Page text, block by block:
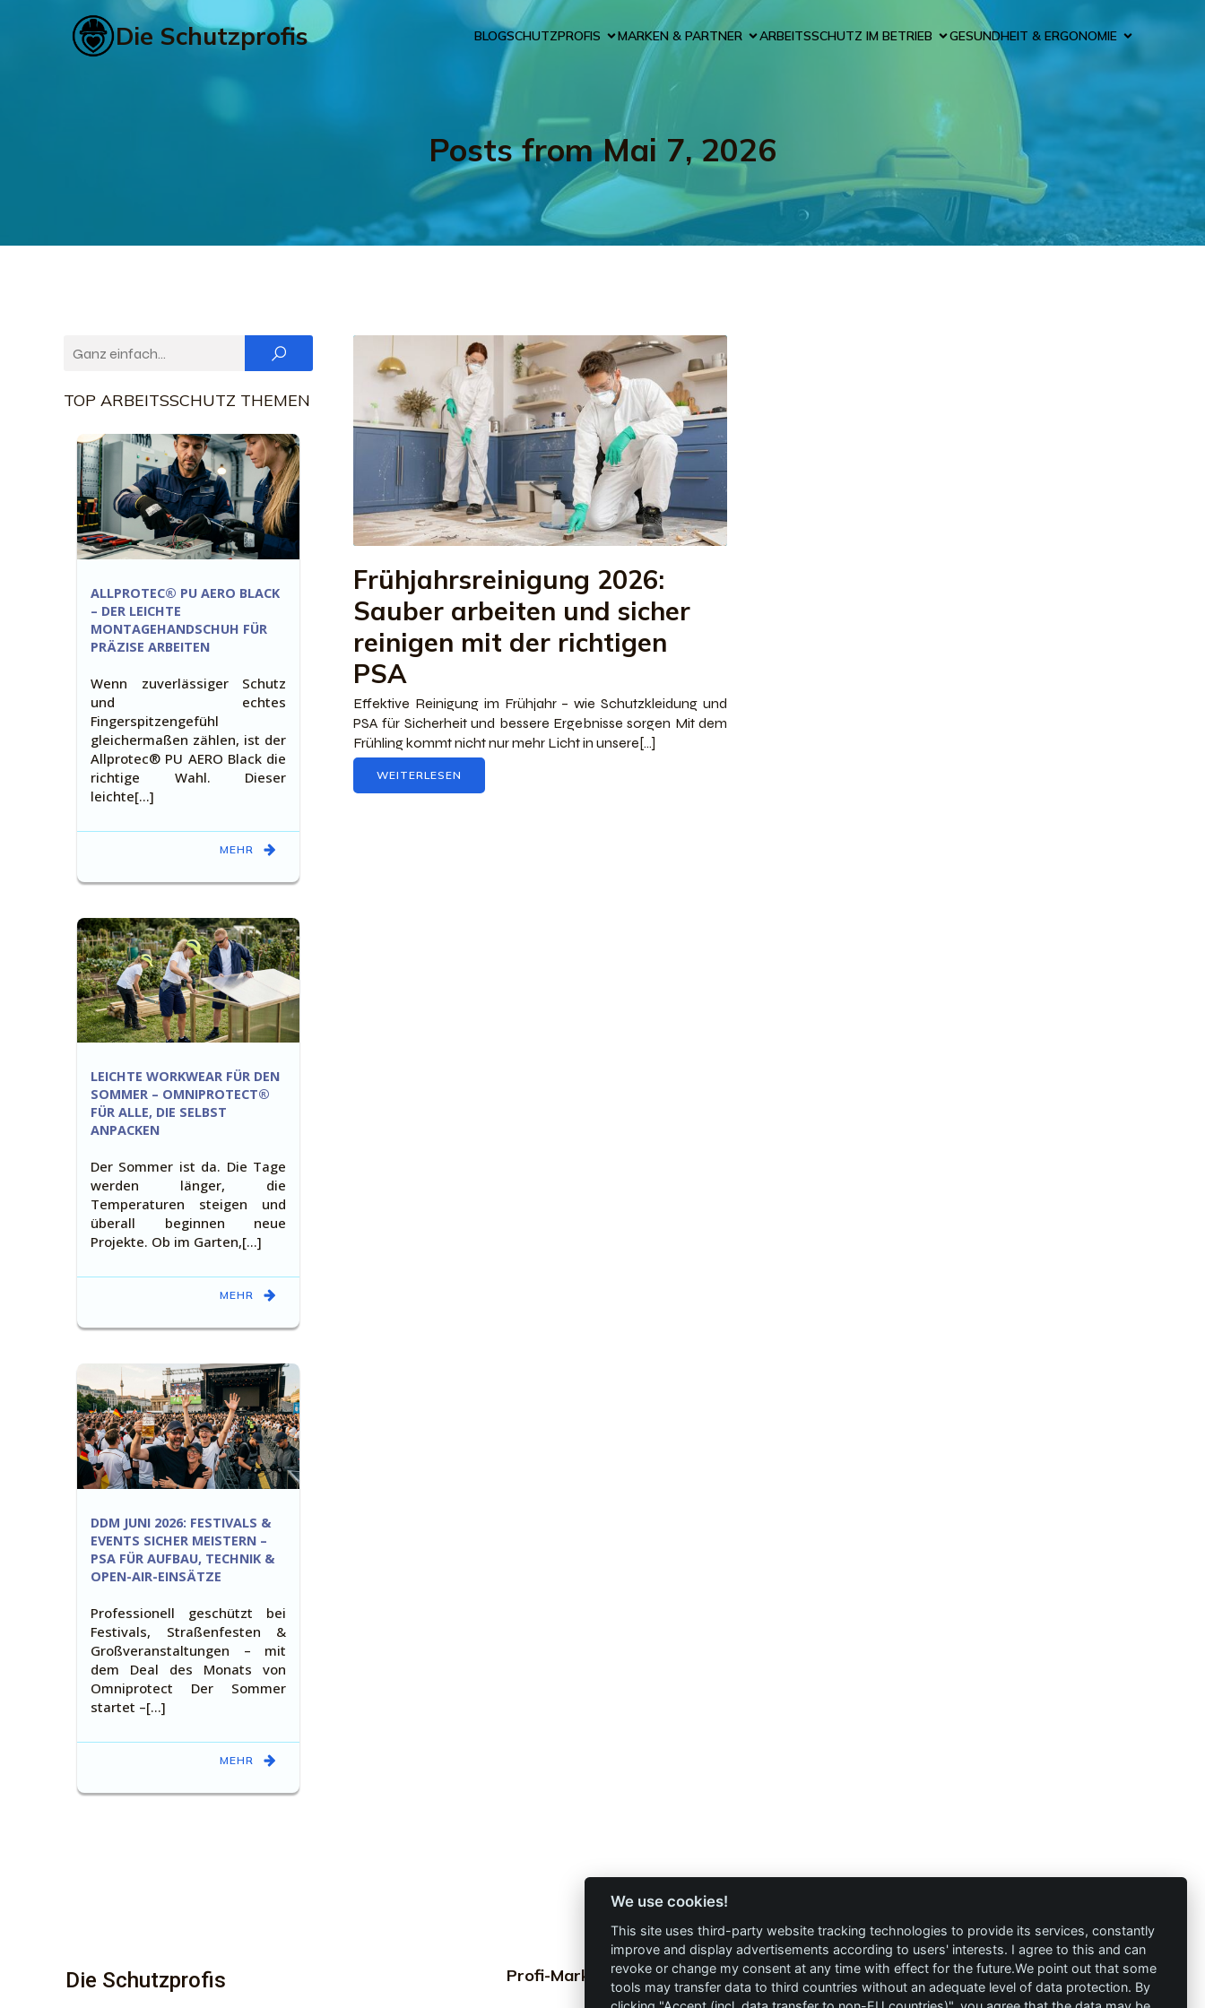
Die Schutzprofis BLOGSCHUTZPROFIS MARKEN & PARTNER ARBEITSSCHUTZ IM BETRIEB GESUNDHEIT & ERGONOMIE
Posts from Mai 7, 2026
TOP ARBEITSSCHUTZ THEMEN
ALLPROTEC® PU AERO BLACK
– DER LEICHTE
MONTAGEHANDSCHUH FÜR
PRÄZISE ARBEITEN
Wenn zuverlässiger Schutz
und echtes
Fingerspitzengefühl
gleichermaßen zählen, ist der
Allprotec® PU AERO Black die
richtige Wahl. Dieser
leichte[…]
MEHR
LEICHTE WORKWEAR FÜR DEN
SOMMER – OMNIPROTECT®
FÜR ALLE, DIE SELBST
ANPACKEN
Der Sommer ist da. Die Tage
werden länger, die
Temperaturen steigen und
überall beginnen neue
Projekte. Ob im Garten,[…]
MEHR
DDM JUNI 2026: FESTIVALS &
EVENTS SICHER MEISTERN –
PSA FÜR AUFBAU, TECHNIK &
OPEN-AIR-EINSÄTZE
Professionell geschützt bei
Festivals, Straßenfesten &
Großveranstaltungen – mit
dem Deal des Monats von
Omniprotect Der Sommer
startet –[…]
MEHR
Frühjahrsreinigung 2026:
Sauber arbeiten und sicher
reinigen mit der richtigen
PSA
Effektive Reinigung im Frühjahr – wie Schutzkleidung und
PSA für Sicherheit und bessere Ergebnisse sorgen Mit dem
Frühling kommt nicht nur mehr Licht in unsere[…]
WEITERLESEN
Die Schutzprofis Profi-Marken Profi-Infos Kontakt
We use cookies!
This site uses third-party website tracking technologies to provide its services, constantly
improve and display advertisements according to users' interests. I agree to this and can
revoke or change my consent at any time with effect for the future.We point out that some
tools may transfer data to third countries without an adequate level of data protection. By